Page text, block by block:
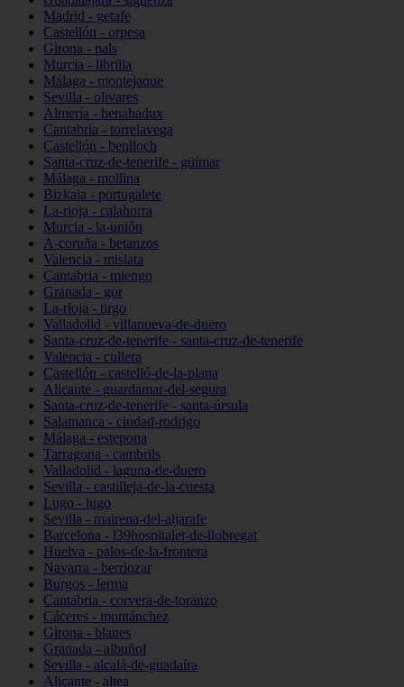
Madrid - getafe
Castellón - orpesa
Girona - pals
Murcia - librilla
Málaga - montejaque
Sevilla - olivares
Almería - benahadux
Cantabria - torrelavega
Castellón - benlloch
Santa-cruz-de-tenerife - güímar
Málaga - mollina
Bizkaia - portugalete
La-rioja - calahorra
Murcia - la-unión
A-coruña - betanzos
Valencia - mislata
Cantabria - miengo
Granada - gor
La-rioja - tirgo
Valladolid - villanueva-de-duero
Santa-cruz-de-tenerife - santa-cruz-de-tenerife
Valencia - cullera
Castellón - castelló-de-la-plana
Alicante - guardamar-del-segura
Santa-cruz-de-tenerife - santa-úrsula
Salamanca - ciudad-rodrigo
Málaga - estepona
Tarragona - cambrils
Valladolid - laguna-de-duero
Sevilla - castilleja-de-la-cuesta
Lugo - lugo
Sevilla - mairena-del-aljarafe
Barcelona - l39hospitalet-de-llobregat
Huelva - palos-de-la-frontera
Navarra - berriozar
Burgos - lerma
Cantabria - corvera-de-toranzo
Cáceres - montánchez
Girona - blanes
Granada - albuñol
Sevilla - alcalá-de-guadaíra
Alicante - altea